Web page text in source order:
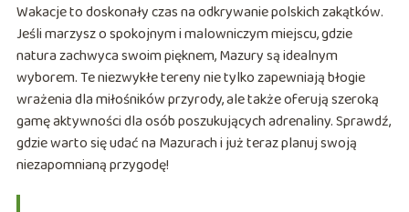
Wakacje to doskonały czas na odkrywanie polskich zakątków.
Jeśli marzysz o spokojnym i malowniczym miejscu, gdzie
natura zachwyca swoim pięknem, Mazury są idealnym
wyborem. Te niezwykłe tereny nie tylko zapewniają błogie
wrażenia dla miłośników przyrody, ale także oferują szeroką
gamę aktywności dla osób poszukujących adrenaliny. Sprawdź,
gdzie warto się udać na Mazurach i już teraz planuj swoją
niezapomnianą przygodę!